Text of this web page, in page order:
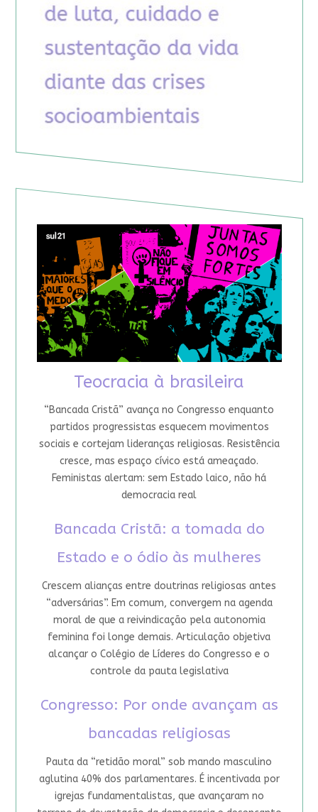
Teocracia à brasileira
“Bancada Cristã” avança no Congresso enquanto
partidos progressistas esquecem movimentos
sociais e cortejam lideranças religiosas. Resistência
cresce, mas espaço cívico está ameaçado.
Feministas alertam: sem Estado laico, não há
democracia real
Bancada Cristã: a tomada do
Estado e o ódio às mulheres
Crescem alianças entre doutrinas religiosas antes
“adversárias”. Em comum, convergem na agenda
moral de que a reivindicação pela autonomia
feminina foi longe demais. Articulação objetiva
alcançar o Colégio de Líderes do Congresso e o
controle da pauta legislativa
Congresso: Por onde avançam as
bancadas religiosas
Pauta da “retidão moral” sob mando masculino
aglutina 40% dos parlamentares. É incentivada por
igrejas fundamentalistas, que avançaram no